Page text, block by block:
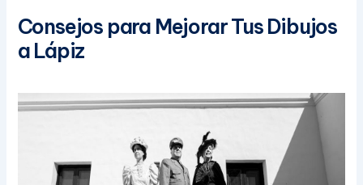
Consejos para Mejorar Tus Dibujos
a Lápiz